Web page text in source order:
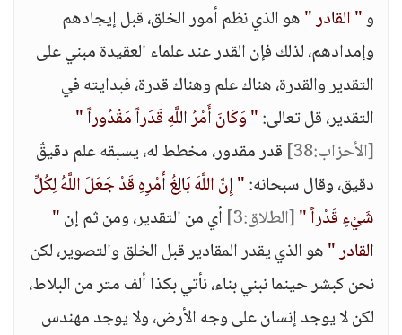
و" القادر "هو الذي نظم أمور الخلق، قبل إيجادهم
وإمدادهم، لذلك فإن القدر عند علماء العقيدة مبني على
التقدير والقدرة، هناك علم وهناك قدرة، فبدايته في
التقدير، قل تعالى:" وَكَانَ أَمْرُ اللَّهِ قَدَراً مَقْدُوراً "
[الأحزاب:38]
قدر مقدور، مخطط له، يسبقه علم دقيقٌ
دقيق، وقال سبحانه:" إِنَّ اللَّهَ بَالِغُ أَمْرِهِ قَدْ جَعَلَ اللَّهُ لِكُلِّ
شَيْءٍ قَدْراً "[الطلاق:3] أي من التقدير، ومن ثم إن"
القادر "هو الذي يقدر المقادير قبل الخلق والتصوير، لكن
نحن كبشر حينما نبني بناء، نأتي بكذا ألف متر من البلاط،
لكن لا يوجد إنسان على وجه الأرض، ولا يوجد مهندس